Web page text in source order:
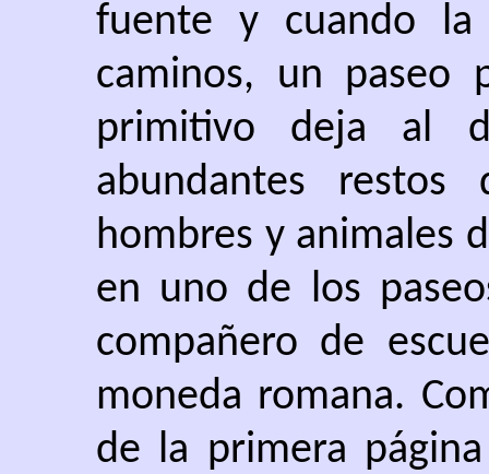
fuente y cuando
caminos, un paseo
primitivo deja al
abundantes restos
hombres y animales
en uno de los
compañero de
moneda romana.
de la primera